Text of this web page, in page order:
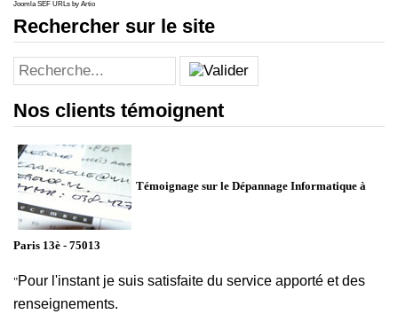
Joomla SEF URLs by Artio
Rechercher sur le site
Nos clients témoignent
Témoignage sur le Dépannage Informatique à
Paris 13è - 75013
"Pour l'instant je suis satisfaite du service apporté et des
renseignements.